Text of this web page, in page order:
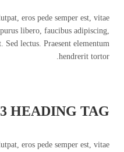
eros pede semper est, vitae
libero, faucibus adipiscing,
lectus. Praesent elementum
hendrerit tortor.
HEADING TAG
eros pede semper est, vitae